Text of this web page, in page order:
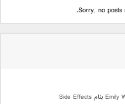
Sorry, no posts